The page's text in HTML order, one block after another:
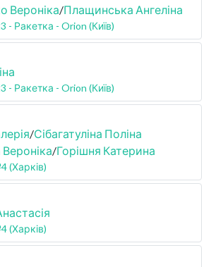
Вероніка/Плащинська Ангеліна
- Orion (Київ)
- Orion (Київ)
/Сібагатуліна Поліна
/Горішня Катерина